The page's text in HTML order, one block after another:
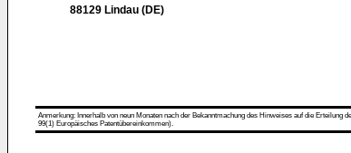
88129 Lindau (DE)
Anmerkung: Innerhalb von neun Monaten nach der Bekanntmachung des Hinweises auf die
99(1) Europäisches Patentübereinkommen).